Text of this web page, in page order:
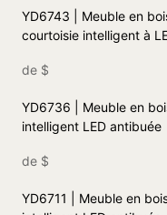
YD6743 | Meuble en
courtoisie intelligent à
de $
YD6736 | Meuble en
intelligent LED antibuée
de $
YD6711 | Meuble en